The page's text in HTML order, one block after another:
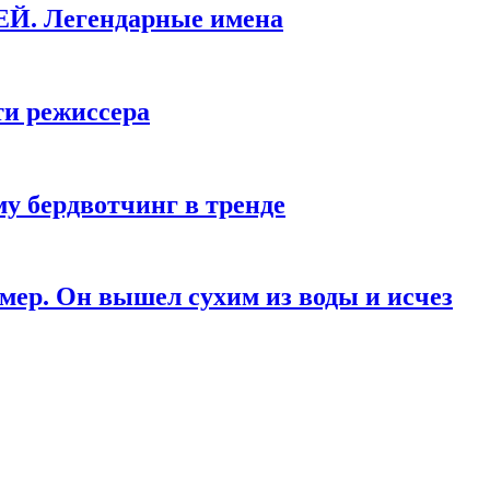
Легендарные имена
режиссера
бердвотчинг в тренде
Он вышел сухим из воды и исчез